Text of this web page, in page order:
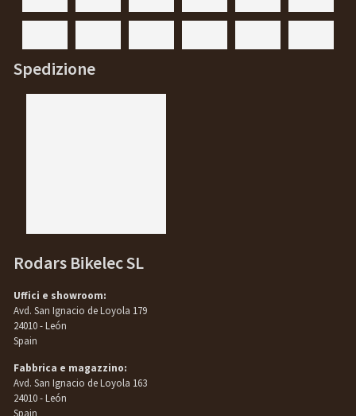
Spedizione
Rodars Bikelec SL
Uffici e showroom:
Avd. San Ignacio de Loyola 179
24010 - León
Spain
Fabbrica e magazzino:
Avd. San Ignacio de Loyola 163
24010 - León